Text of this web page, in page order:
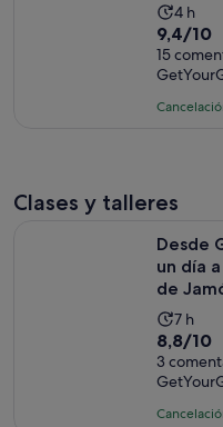
La
de
la
4 h
9.4
sobre
10
con
9,4/10
15
Clases y talleres
Desde
un día
de
La
de
la
7 h
8.8
sobre
10
con
8,8/10
3